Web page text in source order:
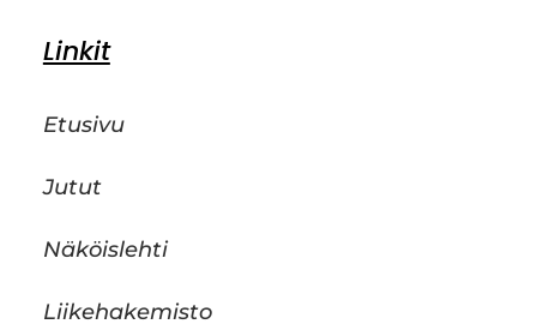
Linkit
Etusivu
Jutut
Näköislehti
Liikehakemisto